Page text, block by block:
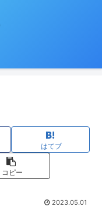
はてブ
コピー
2023.05.01